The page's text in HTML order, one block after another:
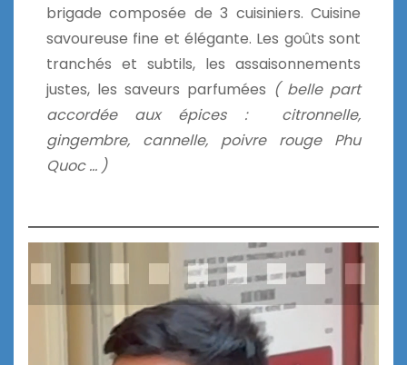
brigade composée de 3 cuisiniers. Cuisine
savoureuse fine et élégante. Les goûts sont
tranchés et subtils, les assaisonnements
justes, les saveurs parfumées ( belle part
accordée aux épices : citronnelle,
gingembre, cannelle, poivre rouge Phu
Quoc … )